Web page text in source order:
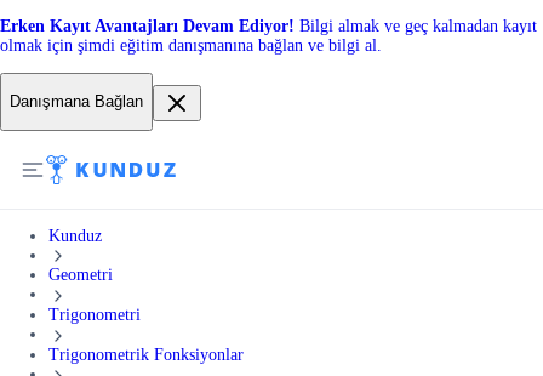
Erken Kayıt Avantajları Devam Ediyor! Bilgi almak ve geç kalmadan kayıt
olmak için şimdi eğitim danışmanına bağlan ve bilgi al.
Danışmana Bağlan
Kunduz
Geometri
Trigonometri
Trigonometrik Fonksiyonlar